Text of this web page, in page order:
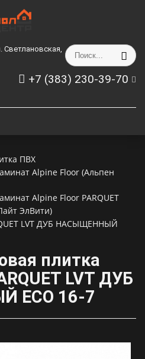
Светлановская,
+7 (383) 230-39-70
ПВХ
Alpine Floor (Альпен
Alpine Floor PARQUET
ЭлВити)
LVT ДУБ НАСЫЩЕННЫЙ
плитка
LVT ДУБ
ЕСО 16-7